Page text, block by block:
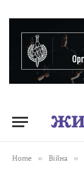
Home » Війна »